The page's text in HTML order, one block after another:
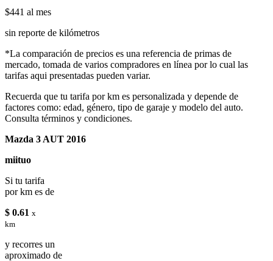
$441 al mes
sin reporte de kilómetros
*La comparación de precios es una referencia de primas de
mercado, tomada de varios compradores en línea por lo cual las
tarifas aqui presentadas pueden variar.
Recuerda que tu tarifa por km es personalizada y depende de
factores como: edad, género, tipo de garaje y modelo del auto.
Consulta términos y condiciones.
Mazda 3 AUT 2016
miituo
Si tu tarifa
por km es de
$ 0.61 x
km
y recorres un
aproximado de